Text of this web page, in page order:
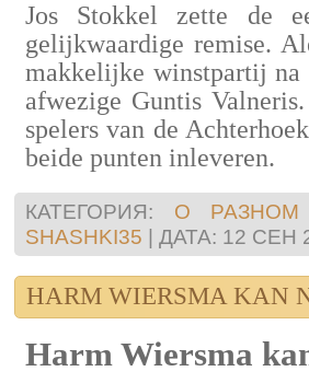
Jos Stokkel zette de
gelijkwaardige remise.
makkelijke winstpartij
afwezige Guntis
spelers van de
beide punten inleveren.
КАТЕГОРИЯ: О РАЗНОМ
SHASHKI35 | ДАТА: 12 СЕН
HARM WIERSMA KAN
Harm Wiersma